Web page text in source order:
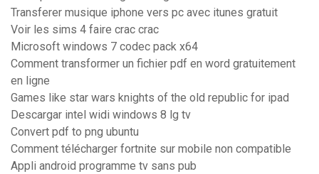
Transferer musique iphone vers pc avec itunes gratuit
Voir les sims 4 faire crac crac
Microsoft windows 7 codec pack x64
Comment transformer un fichier pdf en word gratuitement
en ligne
Games like star wars knights of the old republic for ipad
Descargar intel widi windows 8 lg tv
Convert pdf to png ubuntu
Comment télécharger fortnite sur mobile non compatible
Appli android programme tv sans pub